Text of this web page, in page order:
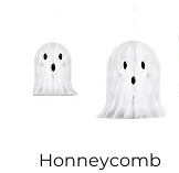
Honneycomb